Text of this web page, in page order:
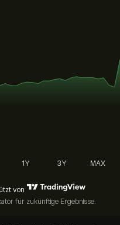
1Y 3Y MAX
von
für zukünftige Ergebnisse.